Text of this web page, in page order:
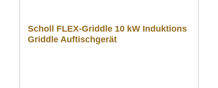
Scholl FLEX-Griddle 10 kW Induktions
Griddle Auftischgerät